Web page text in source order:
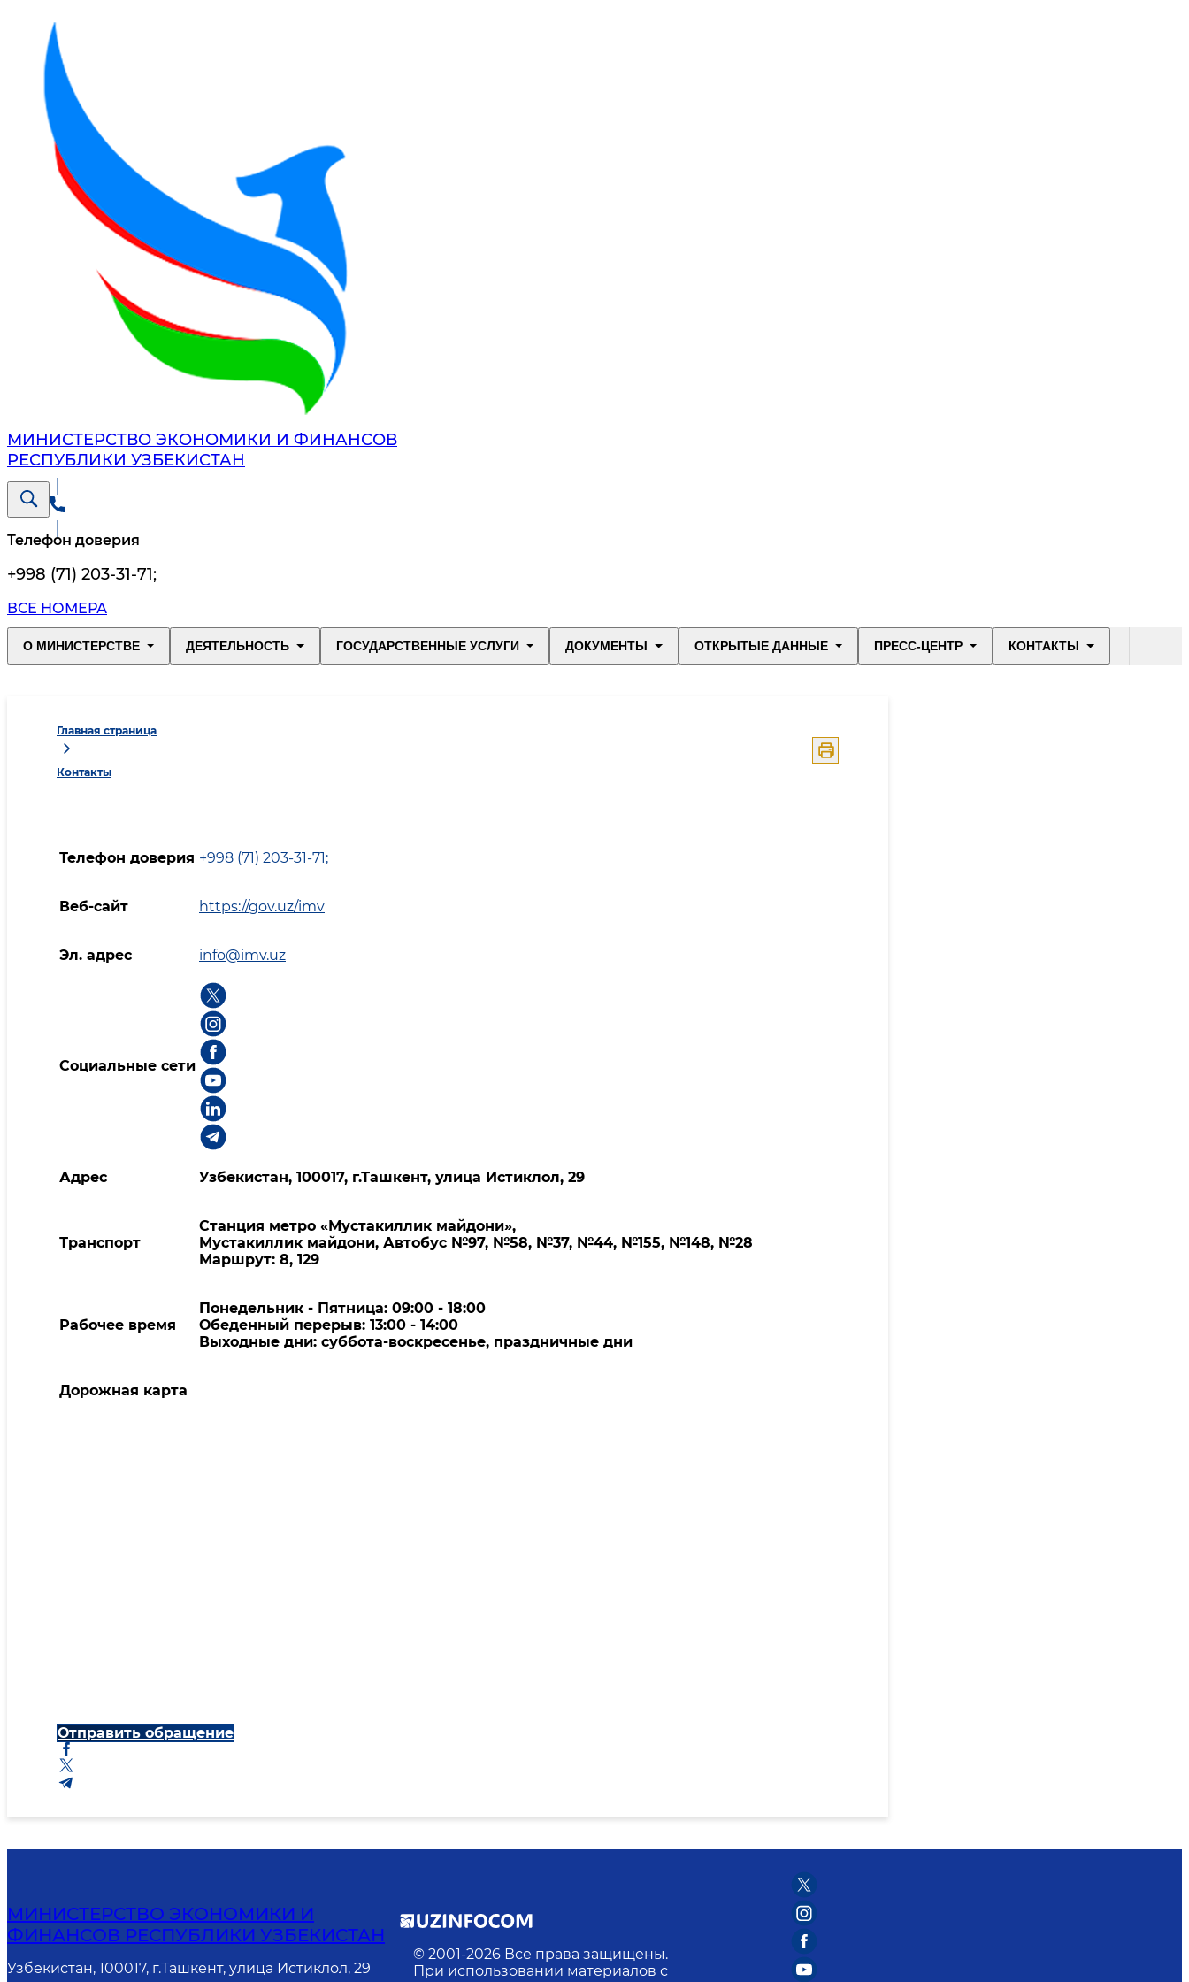
МИНИСТЕРСТВО ЭКОНОМИКИ И ФИНАНСОВ
РЕСПУБЛИКИ УЗБЕКИСТАН
Телефон доверия
+998 (71) 203-31-71;
ВСЕ НОМЕРА
О МИНИСТЕРСТВЕ ДЕЯТЕЛЬНОСТЬ ГОСУДАРСТВЕННЫЕ УСЛУГИ ДОКУМЕНТЫ ОТКРЫТЫЕ ДАННЫЕ ПРЕСС-ЦЕНТР КОНТАКТЫ
Главная страница
Контакты
Телефон доверия +998 (71) 203-31-71 ;
Веб-сайт https://gov.uz/imv
Эл. адрес info@imv.uz
Социальные сети
Адрес Узбекистан, 100017, г.Ташкент, улица Истиклол, 29
Транспорт
Станция метро «Мустакиллик майдони»,
Мустакиллик майдони, Автобус №97, №58, №37, №44, №155, №148, №28
Маршрут: 8, 129
Рабочее время
Понедельник - Пятница: 09:00 - 18:00
Обеденный перерыв: 13:00 - 14:00
Выходные дни: суббота-воскресенье, праздничные дни
Дорожная карта
Отправить обращение
МИНИСТЕРСТВО ЭКОНОМИКИ И
ФИНАНСОВ РЕСПУБЛИКИ УЗБЕКИСТАН
Узбекистан, 100017, г.Ташкент, улица Истиклол, 29
© 2001-2026 Все права защищены.
При использовании материалов с